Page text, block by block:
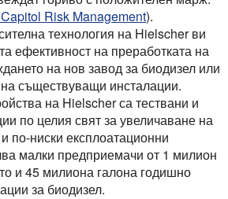
Risk Management).
технология на Hielscher ви
ефективност на преработката на
на нов завод за биодизел или
съществуващи инсталации.
на Hielscher са тествани и
по целия свят за увеличаване на
по-ниски експлоатационни
малки предприемачи от 1 милион
и 45 милиона галона годишно
за биодизел.